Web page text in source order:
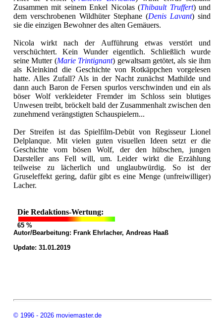
Zusammen mit seinem Enkel Nicolas (Thibault Truffert) und
dem verschrobenen Wildhüter Stephane (Denis Lavant) sind
sie die einzigen Bewohner des alten Gemäuers.
Nicola wirkt nach der Aufführung etwas verstört und
verschüchtert. Kein Wunder eigentlich. Schließlich wurde
seine Mutter (Marie Trintignant) gewaltsam getötet, als sie ihm
als Kleinkind die Geschichte von Rotkäppchen vorgelesen
hatte. Alles Zufall? Als in der Nacht zunächst Mathilde und
dann auch Baron de Fersen spurlos verschwinden und ein als
böser Wolf verkleideter Fremder im Schloss sein blutiges
Unwesen treibt, bröckelt bald der Zusammenhalt zwischen den
zunehmend verängstigten Schauspielern...
Der Streifen ist das Spielfilm-Debüt von Regisseur Lionel
Delplanque. Mit vielen guten visuellen Ideen setzt er die
Geschichte vom bösen Wolf, der den hübschen, jungen
Darsteller ans Fell will, um. Leider wirkt die Erzählung
teilweise zu lächerlich und unglaubwürdig. So ist der
Gruseleffekt gering, dafür gibt es eine Menge (unfreiwilliger)
Lacher.
Die Redaktions-Wertung:
65 %
Autor/Bearbeitung: Frank Ehrlacher, Andreas Haaß
Update: 31.01.2019
© 1996 - 2026 moviemaster.de